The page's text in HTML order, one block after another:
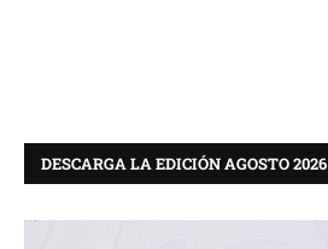
DESCARGA LA EDICIÓN AGOSTO 2026